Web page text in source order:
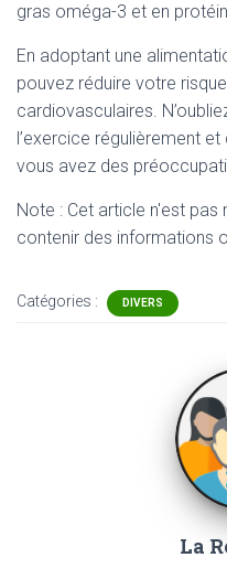
gras oméga-3 et en
En adoptant une
pouvez réduire votre
cardiovasculaires.
l’exercice régulièrement
vous avez des
Note : Cet article n'est
contenir des informations
Catégories : DIVERS
La